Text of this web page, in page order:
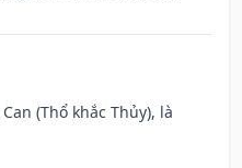
(Thổ khắc Thủy), là